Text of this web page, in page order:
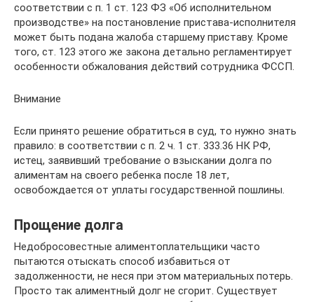
соответствии с п. 1 ст. 123 ФЗ «Об исполнительном
производстве» на постановление пристава-исполнителя
может быть подана жалоба старшему приставу. Кроме
того, ст. 123 этого же закона детально регламентирует
особенности обжалования действий сотрудника ФССП.
Внимание
Если принято решение обратиться в суд, то нужно знать
правило: в соответствии с п. 2 ч. 1 ст. 333.36 НК РФ,
истец, заявивший требование о взыскании долга по
алиментам на своего ребенка после 18 лет,
освобождается от уплаты государственной пошлины.
Прощение долга
Недобросовестные алиментоплательщики часто
пытаются отыскать способ избавиться от
задолженности, не неся при этом материальных потерь.
Просто так алиментный долг не сгорит. Существует